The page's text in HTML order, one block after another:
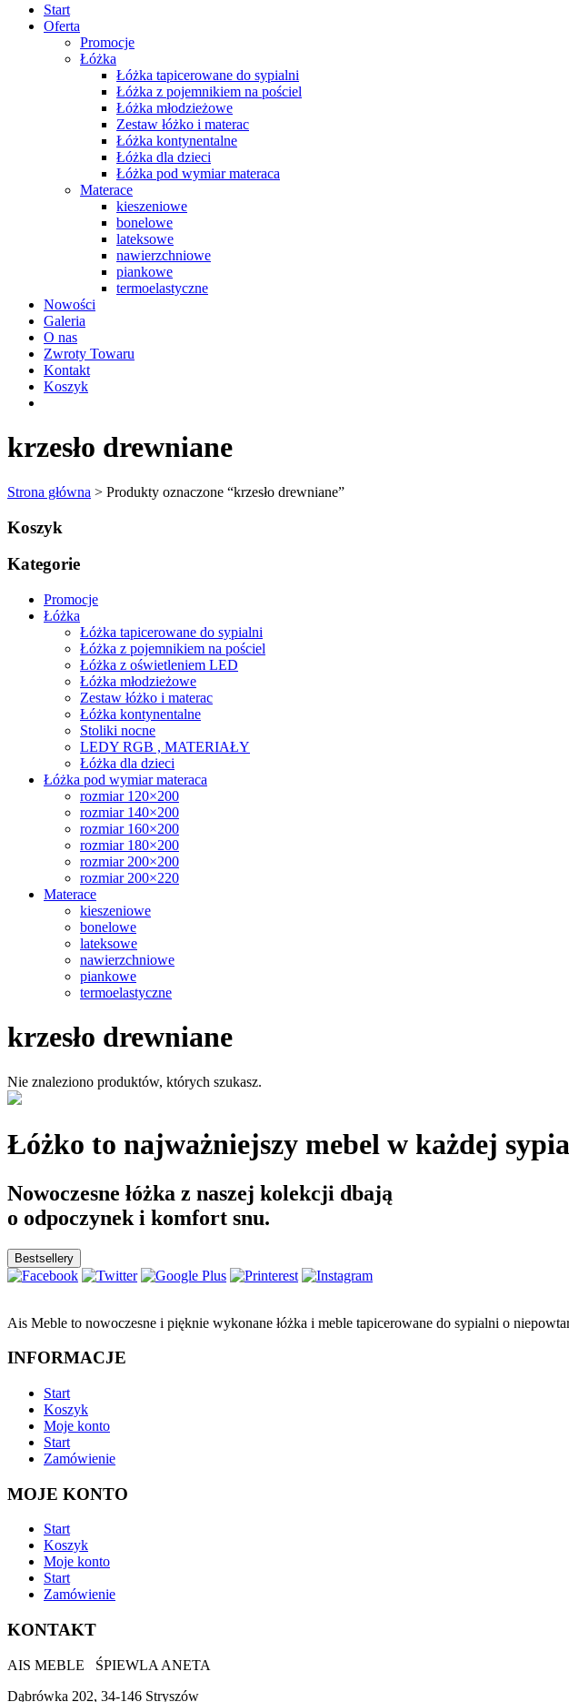
Start
Oferta
Promocje
Łóżka
Łóżka tapicerowane do sypialni
Łóżka z pojemnikiem na pościel
Łóżka młodzieżowe
Zestaw łóżko i materac
Łóżka kontynentalne
Łóżka dla dzieci
Łóżka pod wymiar materaca
Materace
kieszeniowe
bonelowe
lateksowe
nawierzchniowe
piankowe
termoelastyczne
Nowości
Galeria
O nas
Zwroty Towaru
Kontakt
Koszyk
krzesło drewniane
Strona główna > Produkty oznaczone “krzesło drewniane”
Koszyk
Kategorie
Promocje
Łóżka
Łóżka tapicerowane do sypialni
Łóżka z pojemnikiem na pościel
Łóżka z oświetleniem LED
Łóżka młodzieżowe
Zestaw łóżko i materac
Łóżka kontynentalne
Stoliki nocne
LEDY RGB , MATERIAŁY
Łóżka dla dzieci
Łóżka pod wymiar materaca
rozmiar 120×200
rozmiar 140×200
rozmiar 160×200
rozmiar 180×200
rozmiar 200×200
rozmiar 200×220
Materace
kieszeniowe
bonelowe
lateksowe
nawierzchniowe
piankowe
termoelastyczne
krzesło drewniane
Nie znaleziono produktów, których szukasz.
Łóżko to najważniejszy mebel w każdej
Nowoczesne łóżka z naszej kolekcji dbają
o odpoczynek i komfort snu.
Bestsellery
Ais Meble to nowoczesne i pięknie wykonane łóżka i meble tapicerowane do sypialni o
INFORMACJE
Start
Koszyk
Moje konto
Start
Zamówienie
MOJE KONTO
Start
Koszyk
Moje konto
Start
Zamówienie
KONTAKT
AIS MEBLE ŚPIEWLA ANETA
Dąbrówka 202, 34-146 Stryszów